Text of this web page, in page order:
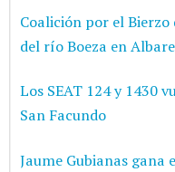
Coalición por el Bierzo
del río Boeza en
Los SEAT 124 y 1430
San Facundo
Jaume Gubianas gana